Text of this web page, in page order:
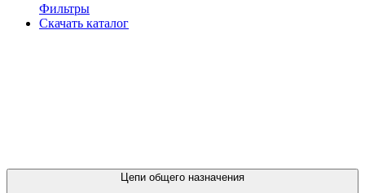
Фильтры
Скачать каталог
Цепи общего назначения